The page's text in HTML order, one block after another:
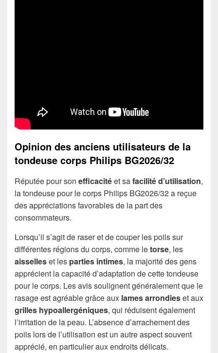
Opinion des anciens utilisateurs de la
tondeuse corps Philips BG2026/32
Réputée pour son efficacitéet safacilité d’utilisation,
la tondeuse pour le corps Philips BG2026/32 a reçue
des appréciations favorables de la part des
consommateurs.
Lorsqu’il s’agit de raser et de couper les poils sur
différentes régions du corps, comme letorse, les
aisselleset les parties intimes, la majorité des gens
apprécient la capacité d’adaptation de cette tondeuse
pour le corps. Les avis soulignent généralement que le
rasage est agréable grâce aux lames arrondieset aux
grilles hypoallergéniques, qui réduisent également
l’irritation de la peau. L’absence d’arrachement des
poils lors de l’utilisation est un autre aspect souvent
apprécié, en particulier aux endroits délicats.